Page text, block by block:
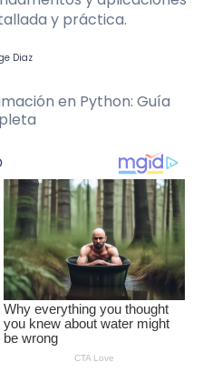
Diaz
y práctica.